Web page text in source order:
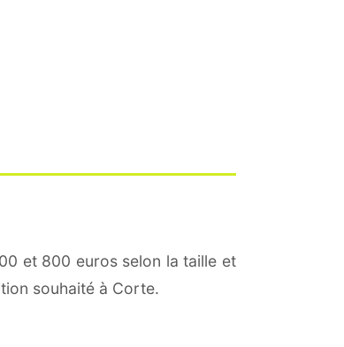
et 800 euros selon la taille et
souhaité à Corte.